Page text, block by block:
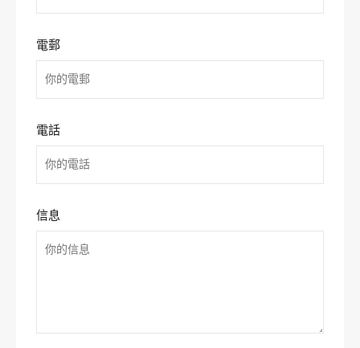
電郵
電話
信息